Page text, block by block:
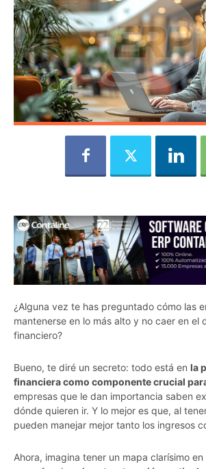
¿Alguna vez te has preguntado cómo las
mantenerse en lo más alto y no caer en el
financiero?
Bueno, te diré un secreto: todo está en la
financiera como componente crucial
empresas que le dan importancia saben
dónde quieren ir. Y lo mejor es que, al
pueden manejar mejor tanto los ingresos
Ahora, imagina tener un mapa clarísimo